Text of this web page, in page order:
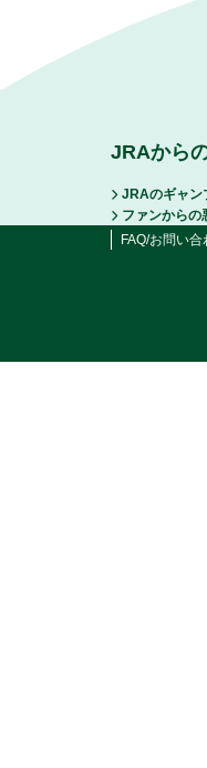
JRAから
JRAのギャン
ファンからの
FAQ/お問い合